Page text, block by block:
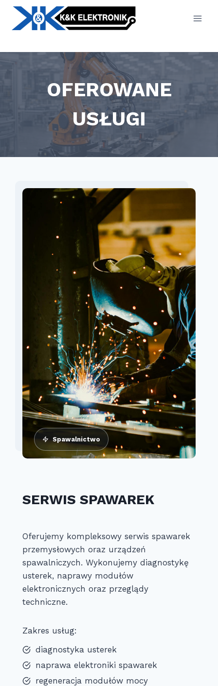
Przejdź
treści
OFEROWANE
USŁUGI
Spawalnictwo
SERWIS SPAWAREK
Oferujemy kompleksowy serwis spawarek
przemysłowych oraz urządzeń
spawalniczych. Wykonujemy diagnostykę
usterek, naprawy modułów
elektronicznych oraz przeglądy
techniczne.
Zakres usług:
diagnostyka usterek
naprawa elektroniki spawarek
regeneracja modułów mocy